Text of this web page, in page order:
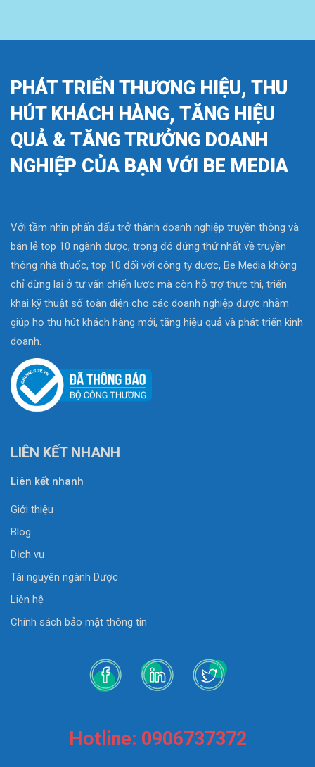
PHÁT TRIỂN THƯƠNG HIỆU, THU
HÚT KHÁCH HÀNG, TĂNG HIỆU
QUẢ & TĂNG TRƯỞNG DOANH
NGHIỆP CỦA BẠN VỚI BE MEDIA
Với tầm nhìn phấn đấu trở thành doanh nghiệp truyền thông và
bán lẻ top 10 ngành dược, trong đó đứng thứ nhất về truyền
thông nhà thuốc, top 10 đối với công ty dược, Be Media không
chỉ dừng lại ở tư vấn chiến lược mà còn hỗ trợ thực thi, triển
khai kỹ thuật số toàn diện cho các doanh nghiệp dược nhằm
giúp họ thu hút khách hàng mới, tăng hiệu quả và phát triển kinh
doanh.
LIÊN KẾT NHANH
Liên kết nhanh
Giới thiệu
Blog
Dịch vụ
Tài nguyên ngành Dược
Liên hệ
Chính sách bảo mật thông tin
Hotline: 0906737372